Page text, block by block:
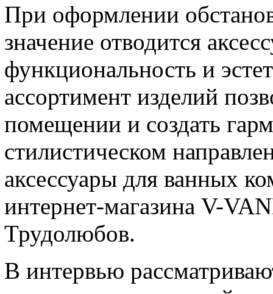
При оформлении
значение отводится
функциональность и
ассортимент изделий
помещении и создать
стилистическом
аксессуары для ванных
интернет-магазина V-
Трудолюбов.
В интервью